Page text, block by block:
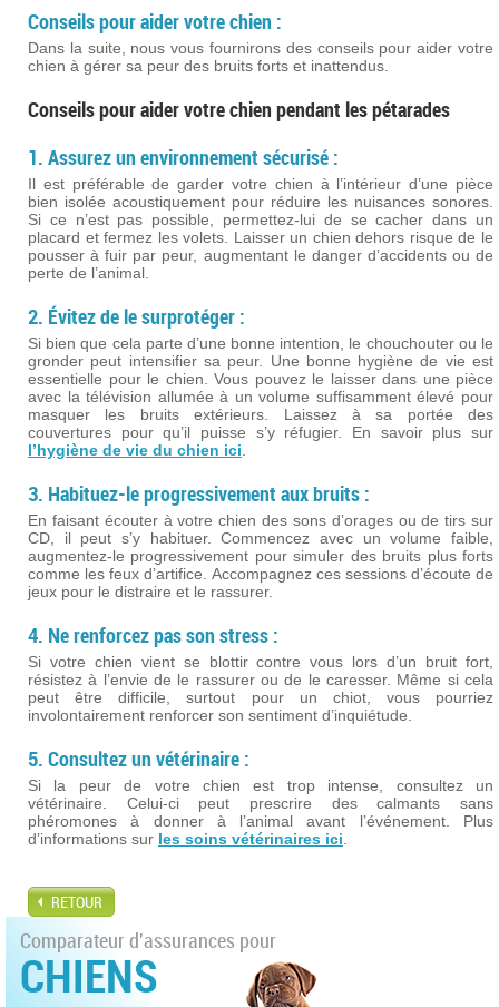
Conseils pour aider votre chien :
Dans la suite, nous vous fournirons des conseils pour aider votre
chien à gérer sa peur des bruits forts et inattendus.
Conseils pour aider votre chien pendant les pétarades
1. Assurez un environnement sécurisé :
Il est préférable de garder votre chien à l’intérieur d’une pièce
bien isolée acoustiquement pour réduire les nuisances sonores.
Si ce n’est pas possible, permettez-lui de se cacher dans un
placard et fermez les volets. Laisser un chien dehors risque de le
pousser à fuir par peur, augmentant le danger d’accidents ou de
perte de l’animal.
2. Évitez de le surprotéger :
Si bien que cela parte d’une bonne intention, le chouchouter ou le
gronder peut intensifier sa peur. Une bonne hygiène de vie est
essentielle pour le chien. Vous pouvez le laisser dans une pièce
avec la télévision allumée à un volume suffisamment élevé pour
masquer les bruits extérieurs. Laissez à sa portée des
couvertures pour qu’il puisse s’y réfugier. En savoir plus sur
l’hygiène de vie du chien ici
3. Habituez-le progressivement aux bruits :
En faisant écouter à votre chien des sons d’orages ou de tirs sur
CD, il peut s’y habituer. Commencez avec un volume faible,
augmentez-le progressivement pour simuler des bruits plus forts
comme les feux d’artifice. Accompagnez ces sessions d’écoute de
jeux pour le distraire et le rassurer.
4. Ne renforcez pas son stress :
Si votre chien vient se blottir contre vous lors d’un bruit fort,
résistez à l’envie de le rassurer ou de le caresser. Même si cela
peut être difficile, surtout pour un chiot, vous pourriez
involontairement renforcer son sentiment d’inquiétude.
5. Consultez un vétérinaire :
Si la peur de votre chien est trop intense, consultez un
vétérinaire. Celui-ci peut prescrire des calmants sans
phéromones à donner à l’animal avant l’événement. Plus
d’informations sur les soins vétérinaires ici
RETOUR
Comparateur d'assurances pour
CHIENS